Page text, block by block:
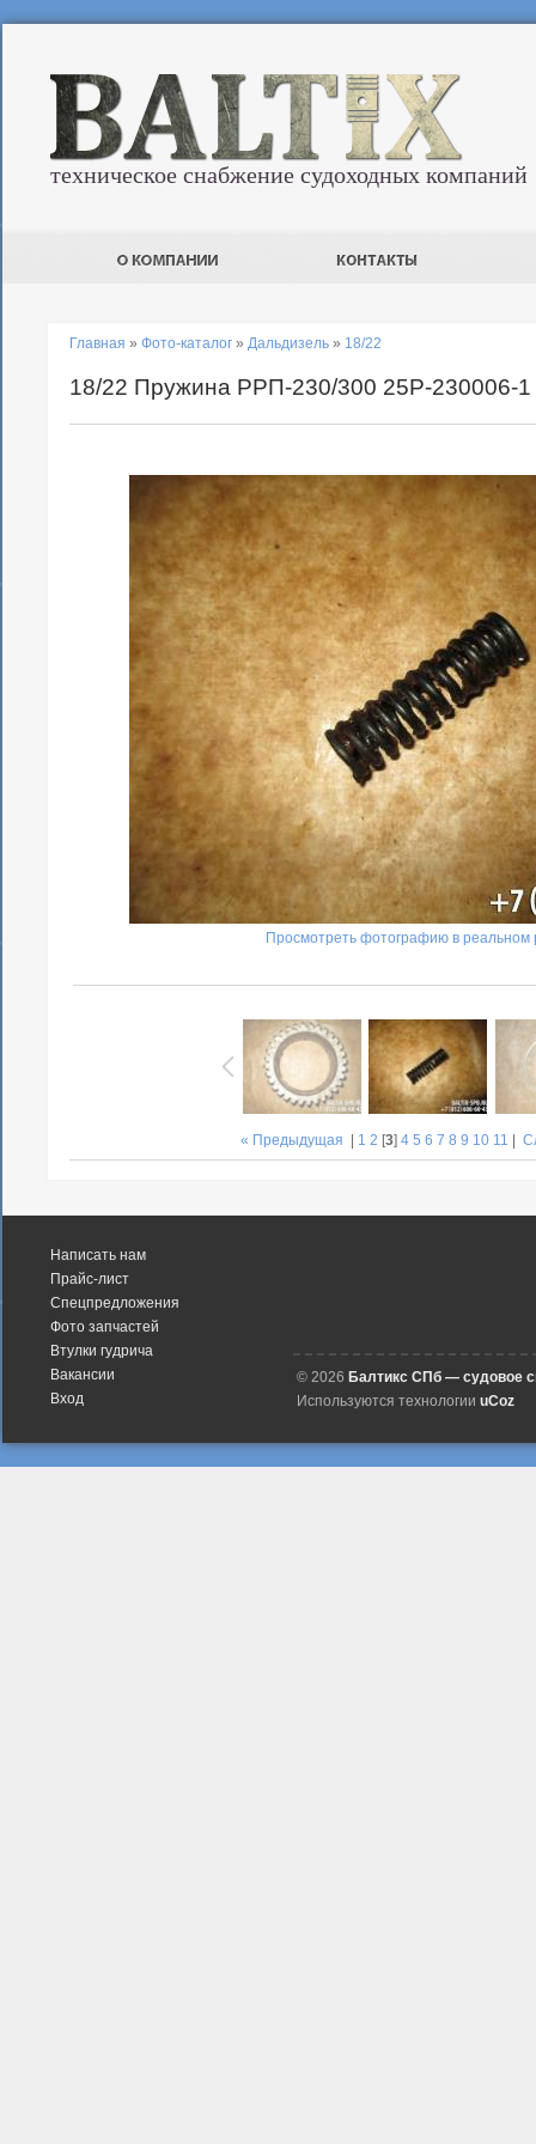
техническое снабжение судоходных компаний
Главная » Фото-каталог » Дальдизель » 18/22
18/22 Пружина РРП-230/300 25Р-230006-1
Просмотреть фотографию в реальном
« Предыдущая 1 2 [3] 4 5 6 7 8 9 10 11
Написать нам
Прайс-лист
Спецпредложения
Фото запчастей
Втулки гудрича
Вакансии
Вход
© 2026 Балтикс СПб — судовое
Используются технологии uCoz